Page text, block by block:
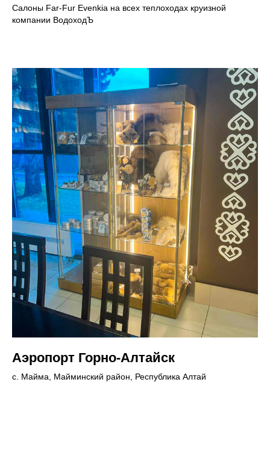
Салоны Far-Fur Evenkia на всех теплоходах круизной
компании ВодоходЪ
Аэропорт Горно-Алтайск
с. Майма, Майминский район, Республика Алтай